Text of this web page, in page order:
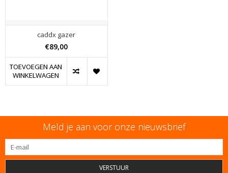
caddx gazer
€89,00
TOEVOEGEN AAN
WINKELWAGEN
Meld je aan voor onze nieuwsbrief
VERSTUUR